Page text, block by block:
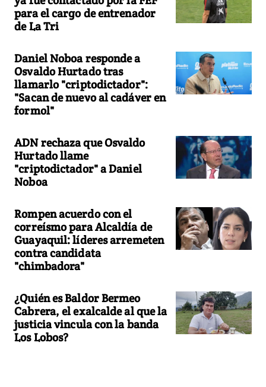
para el cargo de entrenador
de La Tri
Daniel Noboa responde a
Osvaldo Hurtado tras
llamarlo "criptodictador":
"Sacan de nuevo al cadáver en
formol"
ADN rechaza que Osvaldo
Hurtado llame
"criptodictador" a Daniel
Noboa
Rompen acuerdo con el
correísmo para Alcaldía de
Guayaquil: líderes arremeten
contra candidata
"chimbadora"
¿Quién es Baldor Bermeo
Cabrera, el exalcalde al que la
justicia vincula con la banda
Los Lobos?